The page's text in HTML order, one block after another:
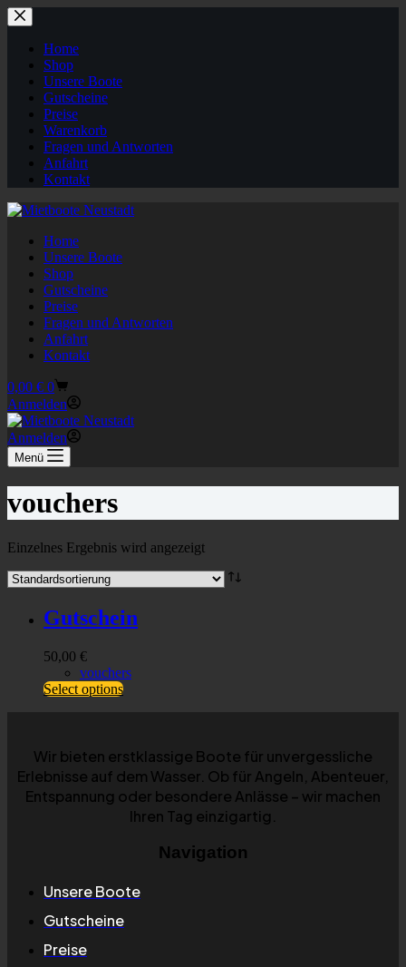
Zum
Inhalt
springenHome
Shop
Unsere Boote
Gutscheine
Preise
Warenkorb
Fragen und Antworten
Anfahrt
Kontakt
Home
Unsere Boote
Shop
Gutscheine
Preise
Fragen und Antworten
Anfahrt
Kontakt
Warenkorb
0,00 € 0
Anmelden
Anmelden
Menü
vouchers
Einzelnes Ergebnis wird angezeigt
Gutschein
50,00 €
vouchers
Select options
Wir bieten erstklassige Boote für unvergessliche
Erlebnisse auf dem Wasser. Ob für Angeln, Abenteuer,
Entspannung oder besondere Anlässe – wir machen
Ihren Tag einzigartig.
Navigation
Unsere Boote
Gutscheine
Preise